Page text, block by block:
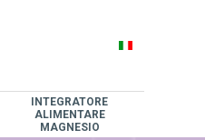
INTEGRATORE
ALIMENTARE
MAGNESIO